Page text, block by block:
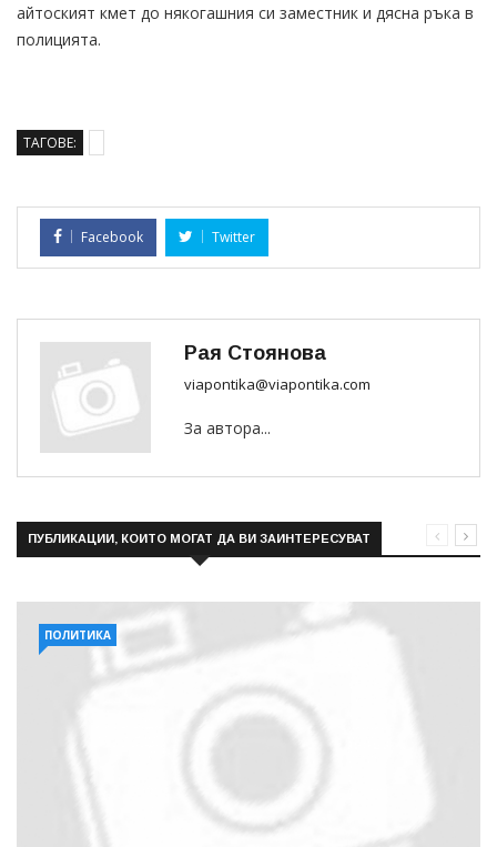
айтоският кмет до някогашния си заместник и дясна ръка в
полицията.
ТАГОВЕ:
Facebook Twitter
Рая Стоянова
viapontika@viapontika.com
За автора...
ПУБЛИКАЦИИ, КОИТО МОГАТ ДА ВИ ЗАИНТЕРЕСУВАТ
ПОЛИТИКА